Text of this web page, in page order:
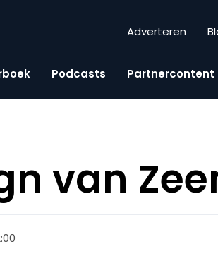
Adverteren
Podcasts Partnercontent
van